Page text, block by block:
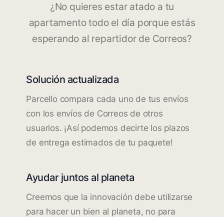
¿No quieres estar atado a tu
apartamento todo el día porque estás
esperando al repartidor de Correos?
Solución actualizada
Parcello compara cada uno de tus envíos
con los envíos de Correos de otros
usuarios. ¡Así podemos decirte los plazos
de entrega estimados de tu paquete!
Ayudar juntos al planeta
Creemos que la innovación debe utilizarse
para hacer un bien al planeta, no para